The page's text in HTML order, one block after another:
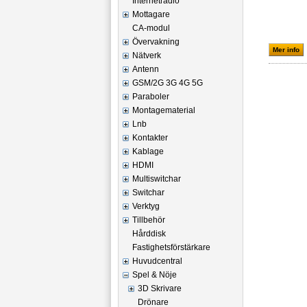
Mottagare
CA-modul
Övervakning
Nätverk
Antenn
GSM/2G 3G 4G 5G
Paraboler
Montagematerial
Lnb
Kontakter
Kablage
HDMI
Multiswitchar
Switchar
Verktyg
Tillbehör
Hårddisk
Fastighetsförstärkare
Huvudcentral
Spel & Nöje
3D Skrivare
Drönare
Mer info